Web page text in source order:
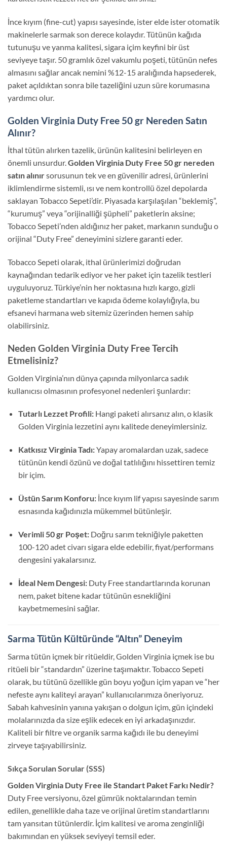
İnce kıyım (fine-cut) yapısı sayesinde, ister elde ister otomatik
makinelerle sarmak son derece kolaydır. Tütünün kağıda
tutunuşu ve yanma kalitesi, sigara içim keyfini bir üst
seviyeye taşır. 50 gramlık özel vakumlu poşeti, tütünün nefes
almasını sağlar ancak nemini %12-15 aralığında hapsederek,
paket açıldıktan sonra bile tazeliğini uzun süre korumasına
yardımcı olur.
Golden Virginia Duty Free 50 gr Nereden Satın
Alınır?
İthal tütün alırken tazelik, ürünün kalitesini belirleyen en
önemli unsurdur.Golden Virginia Duty Free 50 gr nereden
satın alınırsorusunun tek ve en güvenilir adresi, ürünlerini
iklimlendirme sistemli, ısı ve nem kontrollü özel depolarda
saklayan Tobacco Sepeti’dir. Piyasada karşılaşılan “beklemiş”,
“kurumuş” veya “orijinalliği şüpheli” paketlerin aksine;
Tobacco Sepeti’nden aldığınız her paket, markanın sunduğu o
orijinal “Duty Free” deneyimini sizlere garanti eder.
Tobacco Sepeti olarak, ithal ürünlerimizi doğrudan
kaynağından tedarik ediyor ve her paket için tazelik testleri
uyguluyoruz. Türkiye’nin her noktasına hızlı kargo, gizli
paketleme standartları ve kapıda ödeme kolaylığıyla, bu
efsanevi harmana web sitemiz üzerinden hemen sahip
olabilirsiniz.
Neden Golden Virginia Duty Free Tercih
Etmelisiniz?
Golden Virginia’nın dünya çapında milyonlarca sadık
kullanıcısı olmasının profesyonel nedenleri şunlardır:
Tutarlı Lezzet Profili:Hangi paketi alırsanız alın, o klasik
Golden Virginia lezzetini aynı kalitede deneyimlersiniz.
Katkısız Virginia Tadı:Yapay aromalardan uzak, sadece
tütünün kendi özünü ve doğal tatlılığını hissettiren temiz
bir içim.
Üstün Sarım Konforu:İnce kıyım lif yapısı sayesinde sarım
esnasında kağıdınızla mükemmel bütünleşir.
Verimli 50 gr Poşet:Doğru sarım tekniğiyle paketten
100-120 adet civarı sigara elde edebilir, fiyat/performans
dengesini yakalarsınız.
İdeal Nem Dengesi:Duty Free standartlarında korunan
nem, paket bitene kadar tütünün esnekliğini
kaybetmemesini sağlar.
Sarma Tütün Kültüründe “Altın” Deneyim
Sarma tütün içmek bir ritüeldir, Golden Virginia içmek ise bu
ritüeli bir “standardın” üzerine taşımaktır. Tobacco Sepeti
olarak, bu tütünü özellikle gün boyu yoğun içim yapan ve “her
nefeste aynı kaliteyi arayan” kullanıcılarımıza öneriyoruz.
Sabah kahvesinin yanına yakışan o dolgun içim, gün içindeki
molalarınızda da size eşlik edecek en iyi arkadaşınızdır.
Kaliteli bir filtre ve organik sarma kağıdı ile bu deneyimi
zirveye taşıyabilirsiniz.
Sıkça Sorulan Sorular (SSS)
Golden Virginia Duty Free ile Standart Paket Farkı Nedir?
Duty Free versiyonu, özel gümrük noktalarından temin
edilen, genellikle daha taze ve orijinal üretim standartlarını
tam yansıtan tütünlerdir. İçim kalitesi ve aroma zenginliği
bakımından en yüksek seviyeyi temsil eder.